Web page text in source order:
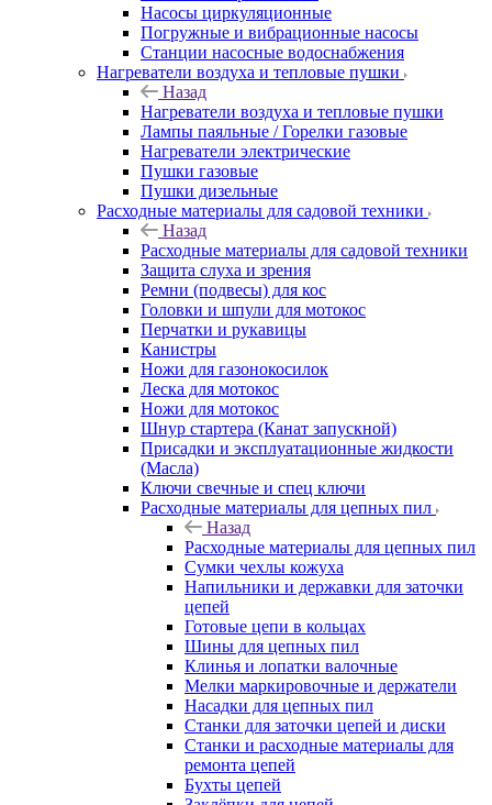
Насосы циркуляционные
Погружные и вибрационные насосы
Станции насосные водоснабжения
Нагреватели воздуха и тепловые пушки
Назад
Нагреватели воздуха и тепловые пушки
Лампы паяльные / Горелки газовые
Нагреватели электрические
Пушки газовые
Пушки дизельные
Расходные материалы для садовой техники
Назад
Расходные материалы для садовой техники
Защита слуха и зрения
Ремни (подвесы) для кос
Головки и шпули для мотокос
Перчатки и рукавицы
Канистры
Ножи для газонокосилок
Леска для мотокос
Ножи для мотокос
Шнур стартера (Канат запускной)
Присадки и эксплуатационные жидкости
(Масла)
Ключи свечные и спец ключи
Расходные материалы для цепных пил
Назад
Расходные материалы для цепных пил
Сумки чехлы кожуха
Напильники и державки для заточки
цепей
Готовые цепи в кольцах
Шины для цепных пил
Клинья и лопатки валочные
Мелки маркировочные и держатели
Насадки для цепных пил
Станки для заточки цепей и диски
Станки и расходные материалы для
ремонта цепей
Бухты цепей